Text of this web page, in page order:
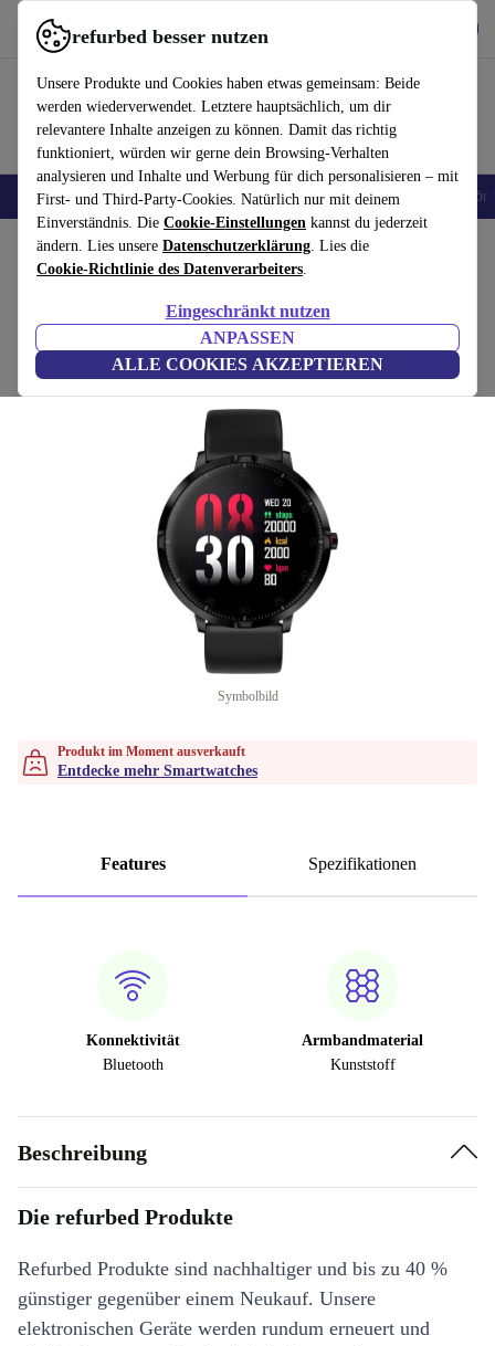
refurbed besser nutzen
Unsere Produkte und Cookies haben etwas gemeinsam: Beide
werden wiederverwendet. Letztere hauptsächlich, um dir
relevantere Inhalte anzeigen zu können. Damit das richtig
funktioniert, würden wir gerne dein Browsing-Verhalten
analysieren und Inhalte und Werbung für dich personalisieren – mit
First- und Third-Party-Cookies. Natürlich nur mit deinem
Einverständnis. Die Cookie-Einstellungen kannst du jederzeit
ändern. Lies unsere Datenschutzerklärung. Lies die
Cookie-Richtlinie des Datenverarbeiters.
Eingeschränkt nutzen
ANPASSEN
ALLE COOKIES AKZEPTIEREN
refurbed schnell und einfach nutzen
🎒 Back to school Handys Laptops Tablets Smartwatches Zubehör
Home Produkte Smartwatches
Emporia IOMI Bluetooth (2021)
schwarz | schwarz
(Bewertungen werden gesammelt)
Symbolbild
Produkt im Moment ausverkauft
Entdecke mehr Smartwatches
Features Spezifikationen
Konnektivität
Bluetooth
Armbandmaterial
Kunststoff
Beschreibung
Die refurbed Produkte
Refurbed Produkte sind nachhaltiger und bis zu 40 %
günstiger gegenüber einem Neukauf. Unsere
elektronischen Geräte werden rundum erneuert und